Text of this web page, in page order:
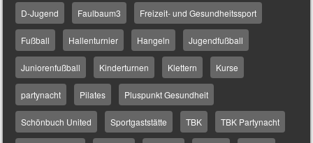
D-Jugend Faulbaum3 Freizeit- und Gesundheitssport
Fußball Hallenturnier Hangeln Jugendfußball
Juniorenfußball Kinderturnen Klettern Kurse
partynacht Pilates Pluspunkt Gesundheit
Schönbuch United Sportgaststätte TBK TBK Partynacht